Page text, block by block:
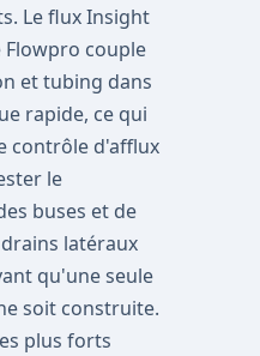
Le flux Insight
Flowpro couple
et tubing dans
rapide, ce qui
contrôle d'afflux
le
buses et de
latéraux
qu'une seule
soit construite.
plus forts